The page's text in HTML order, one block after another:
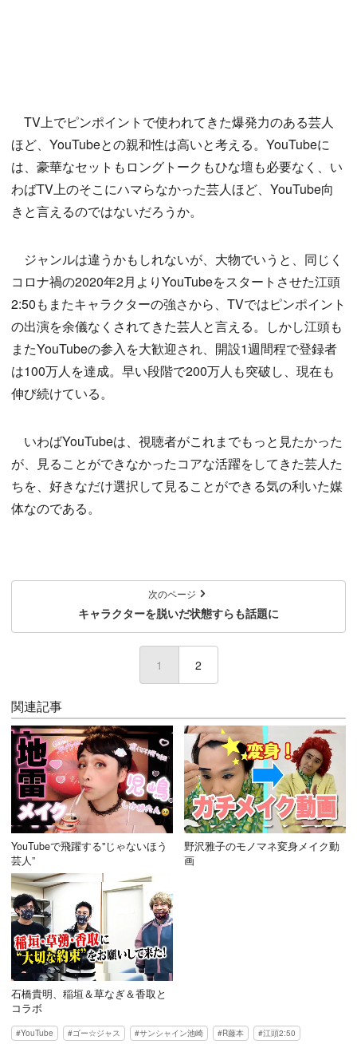
TV上でピンポイントで使われてきた爆発力のある芸人
ほど、YouTubeとの親和性は高いと考える。YouTubeに
は、豪華なセットもロングトークもひな壇も必要なく、い
わばTV上のそこにハマらなかった芸人ほど、YouTube向
きと言えるのではないだろうか。
ジャンルは違うかもしれないが、大物でいうと、同じく
コロナ禍の2020年2月よりYouTubeをスタートさせた江頭
2:50もまたキャラクターの強さから、TVではピンポイント
の出演を余儀なくされてきた芸人と言える。しかし江頭も
またYouTubeの参入を大歓迎され、開設1週間程で登録者
は100万人を達成。早い段階で200万人も突破し、現在も
伸び続けている。
いわばYouTubeは、視聴者がこれまでもっと見たかった
が、見ることができなかったコアな活躍をしてきた芸人た
ちを、好きなだけ選択して見ることができる気の利いた媒
体なのである。
次のページ
キャラクターを脱いだ状態すらも話題に
1 (current)
2
関連記事
YouTubeで飛躍する"じゃないほう
芸人”
野沢雅子のモノマネ変身メイク動
画
石橋貴明、稲垣＆草なぎ＆香取と
コラボ
YouTube ゴー☆ジャス サンシャイン池崎 R藤本 江頭2:50